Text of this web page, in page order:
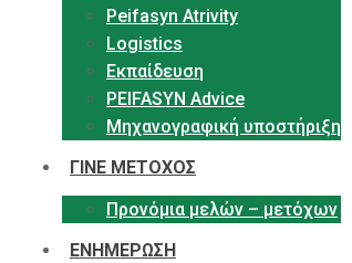
Peifasyn Atrivity
Logistics
Εκπαίδευση
PEIFASYN Advice
Μηχανογραφική υποστήριξη
ΓΙΝΕ ΜΕΤΟΧΟΣ
Προνόμια μελών – μετόχων
ΕΝΗΜΕΡΩΣΗ